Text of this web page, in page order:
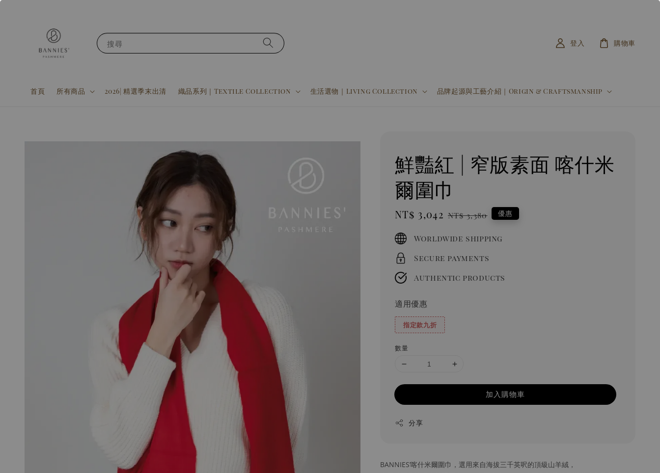
搜尋
首頁 所有商品 2026| 精選季末出清 織品系列｜Textile Collection 生活選物｜Living Collection 品牌起源與工藝介紹｜Origin & Craftsmanship
登入 購物車
鮮豔紅 | 窄版素面 喀什米
爾圍巾
Sale
NT$ 3,042 Regular
NT$ 3,380 優惠
Worldwide shipping
Secure payments
Authentic products
適用優惠
指定款九折
數量
加入購物車
分享
BANNIES’喀什米爾圍巾，選用來自海拔三千英呎的頂級山羊絨，